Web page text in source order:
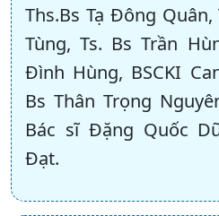
Ths.Bs Tạ Đông
Tùng, Ts. Bs Trần
Đình Hùng, BSCKI
Bs Thân Trọng
Bác sĩ Đặng Quốc
Đạt.